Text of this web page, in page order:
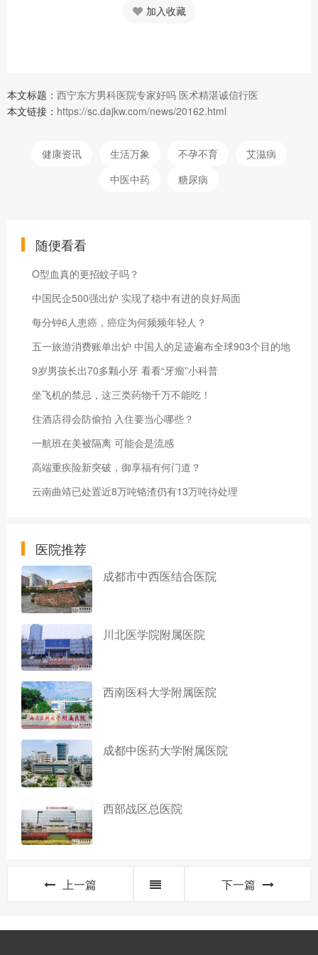
加入收藏
本文标题： 西宁东方男科医院专家好吗 医术精湛诚信行医
本文链接： https://sc.dajkw.com/news/20162.html
健康资讯 生活万象 不孕不育
艾滋病
中医中药
糖尿病
随便看看
O型血真的更招蚊子吗？
中国民企500强出炉 实现了稳中有进的良好局面
每分钟6人患癌，癌症为何频频年轻人？
五一旅游消费账单出炉 中国人的足迹遍布全球903个目的地
9岁男孩长出70多颗小牙 看看“牙瘤”小科普
坐飞机的禁忌，这三类药物千万不能吃！
住酒店得会防偷拍 入住要当心哪些？
一航班在美被隔离 可能会是流感
高端重疾险新突破，御享福有何门道？
云南曲靖已处置近8万吨铬渣仍有13万吨待处理
医院推荐
成都市中西医结合医院
川北医学院附属医院
西南医科大学附属医院
成都中医药大学附属医院
西部战区总医院
上一篇 下一篇